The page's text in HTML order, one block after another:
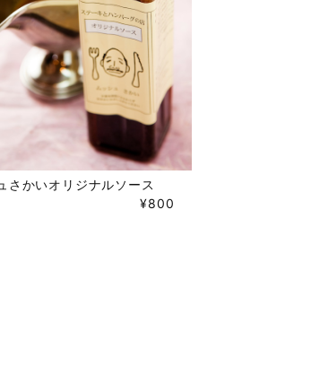
さかいオリジナルソース
¥800